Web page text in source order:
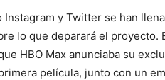
y Twitter se han
lo que deparará el proyecto.
HBO Max anunciaba su
película, junto con un